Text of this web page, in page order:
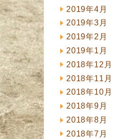
2019年4月
2019年3月
2019年2月
2019年1月
2018年12月
2018年11月
2018年10月
2018年9月
2018年8月
2018年7月